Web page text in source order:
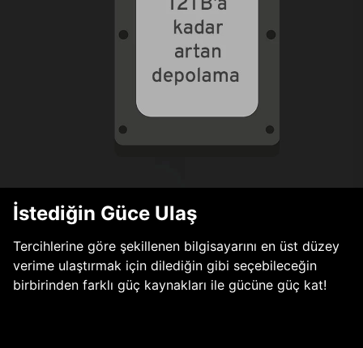
İstediğin Güce Ulaş
Tercihlerine göre şekillenen bilgisayarını en üst düzey
verime ulaştırmak için dilediğin gibi seçebileceğin
birbirinden farklı güç kaynakları ile gücüne güç kat!